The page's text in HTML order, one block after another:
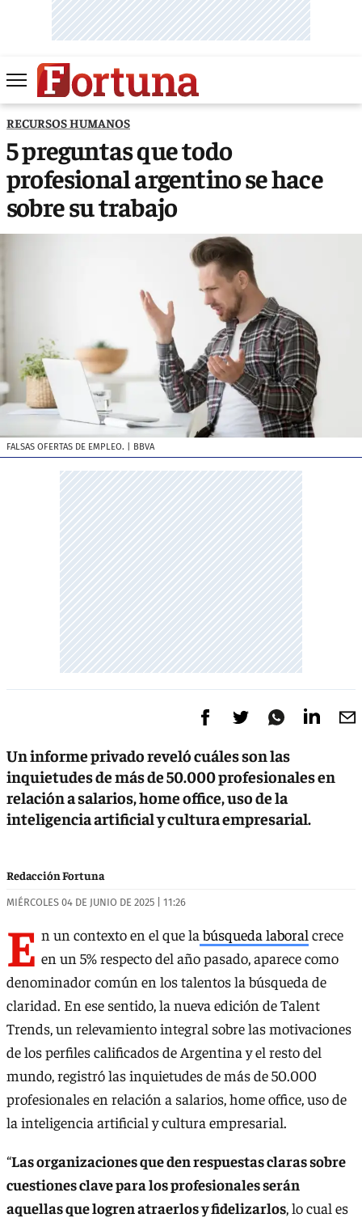
RECURSOS HUMANOS
5 preguntas que todo
profesional argentino se hace
sobre su trabajo
FALSAS OFERTAS DE EMPLEO. | BBVA
Un informe privado reveló cuáles son las
inquietudes de más de 50.000 profesionales en
relación a salarios, home office, uso de la
inteligencia artificial y cultura empresarial.
Redacción Fortuna
MIÉRCOLES 04 DE JUNIO DE 2025 | 11:26
E n un contexto en el que la búsqueda laboral crece
en un 5% respecto del año pasado, aparece como
denominador común en los talentos la búsqueda de
claridad. En ese sentido, la nueva edición de Talent
Trends, un relevamiento integral sobre las motivaciones
de los perfiles calificados de Argentina y el resto del
mundo, registró las inquietudes de más de 50.000
profesionales en relación a salarios, home office, uso de
la inteligencia artificial y cultura empresarial.
“Las organizaciones que den respuestas claras sobre
cuestiones clave para los profesionales serán
aquellas que logren atraerlos y fidelizarlos, lo cual es